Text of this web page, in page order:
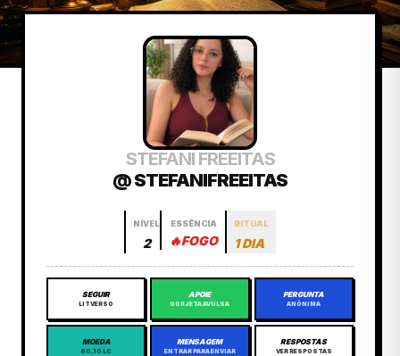
STEFANI FREEITAS
@ STEFANIFREEITAS
NÍVEL
2
ESSÊNCIA
🔥FOGO
RITUAL
1 DIA
SEGUIR
LITVERSO
APOIE
GORJETA AVULSA
PERGUNTA
ANÔNIMA
MOEDA
60,10 LC
MENSAGEM
ENTRAR PARA ENVIAR
RESPOSTAS
VER RESPOSTAS